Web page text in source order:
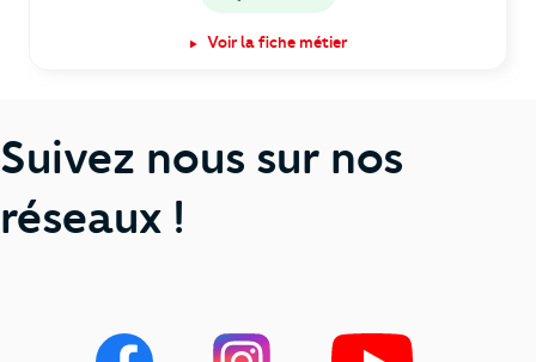
Voir la fiche métier
Suivez nous sur nos
réseaux !